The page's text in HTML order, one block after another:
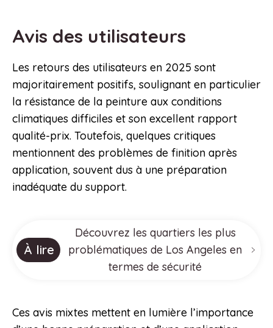
Avis des utilisateurs
Les retours des utilisateurs en 2025 sont
majoritairement positifs, soulignant en particulier
la résistance de la peinture aux conditions
climatiques difficiles et son excellent rapport
qualité-prix. Toutefois, quelques critiques
mentionnent des problèmes de finition après
application, souvent dus à une préparation
inadéquate du support.
À lire
Découvrez les quartiers les plus
problématiques de Los Angeles en
termes de sécurité
Ces avis mixtes mettent en lumière l’importance